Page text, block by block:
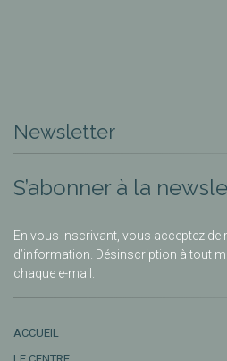
Newsletter
S’abonner à la
En vous inscrivant, vous acceptez de
d’information. Désinscription à tout
chaque e-mail.
ACCUEIL